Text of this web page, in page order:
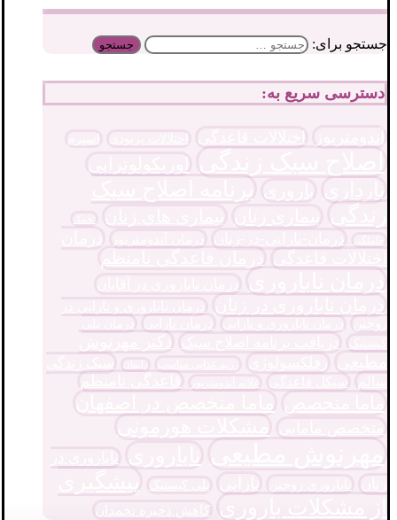
جستجو برای:
دسترسی سریع به:
اختلالات قاعدگی اختلالات پریودی
اصلاح سبک زندگی اوریکولوتراپی
بارداری باروری برنامه اصلاح سبک
زندگی
بیماری زنان بیماری های زنان
تخمک
حاملگی
درمان-نازایی-در-زنان درمان آندومتریوز
درمان
اختلالات قاعدگی درمان قاعدگی نامنظم
درمان ناباروری درمان ناباروری در آقایان
درمان ناباروری در زنان
درمان ناباروری و نارایی در
زوجین
درمان ناباروری و نازایی درمان نازایی
درمان پلی
کیستیک
دریافت برنامه اصلاح سبک
دکتر مهرنوش
مطیعی
رفلکسولوژی رژیم غذایی مناسب زایمان
سبک زندگی
سالم
سیکل قاعدگی علائم آندومتریوز قاعدگی نامنظم
ماما متخصص ماما متخصص در اصفهان
متخصص مامایی مشکلات هورمونی
مهرنوش مطیعی ناباروری
ناباروری در
زنان
ناباروری زوجین نازایی پلی کیستیک
پیشگیری
از مشکلات باروری
کاهش ذخیره تخمدان